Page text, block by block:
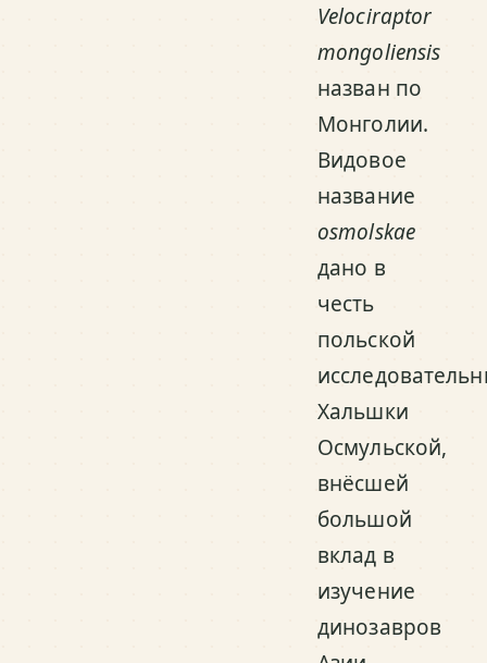
Velociraptor
mongoliensis
назван по
Монголии.
Видовое
название
osmolskae
дано в
честь
польской
Хальшки
Осмульской,
внёсшей
большой
вклад в
изучение
динозавров